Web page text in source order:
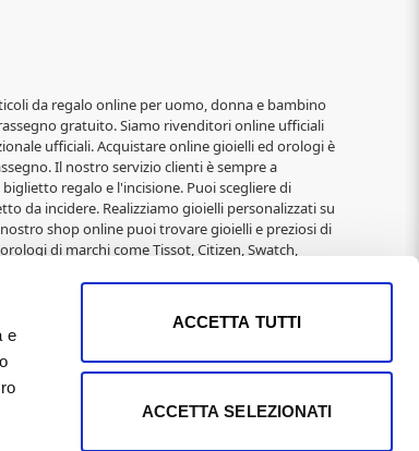
e
ACCETTA TUTTI
ACCETTA SELEZIONATI
da regalo online per uomo, donna e bambino
gratuito. Siamo rivenditori online ufficiali
ufficiali. Acquistare online gioielli ed orologi è
Il nostro servizio clienti è sempre a
regalo e l'incisione. Puoi scegliere di
da incidere. Realizziamo gioielli personalizzati su
shop online puoi trovare gioielli e preziosi di
di marchi come Tissot, Citizen, Swatch,
Francesco, Padre Pio, Madonna Miracolosa,
San Valentino, Anniversari,
Pisa n°104795 il 9/3/1991 Capitale Sociale
e sono puramente indicative, in quanto
dal sito. I LOGHI sono coperti da